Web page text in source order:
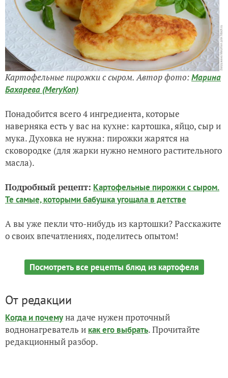
Картофельные пирожки с сыром. Автор фото:Марина
Бахарева (MeryKon)
Понадобится всего 4 ингредиента, которые
наверняка есть у вас на кухне: картошка, яйцо, сыр и
мука. Духовка не нужна: пирожки жарятся на
сковородке (для жарки нужно немного растительного
масла).
Подробный рецепт: Картофельные пирожки с сыром.
Те самые, которыми бабушка угощала в детстве
А вы уже пекли что-нибудь из картошки? Расскажите
о своих впечатлениях, поделитесь опытом!
Посмотреть все рецепты блюд из картофеля
От редакции
Когда и почемуна даче нужен проточный
воднонагреватель и как его выбрать. Прочитайте
редакционный разбор.